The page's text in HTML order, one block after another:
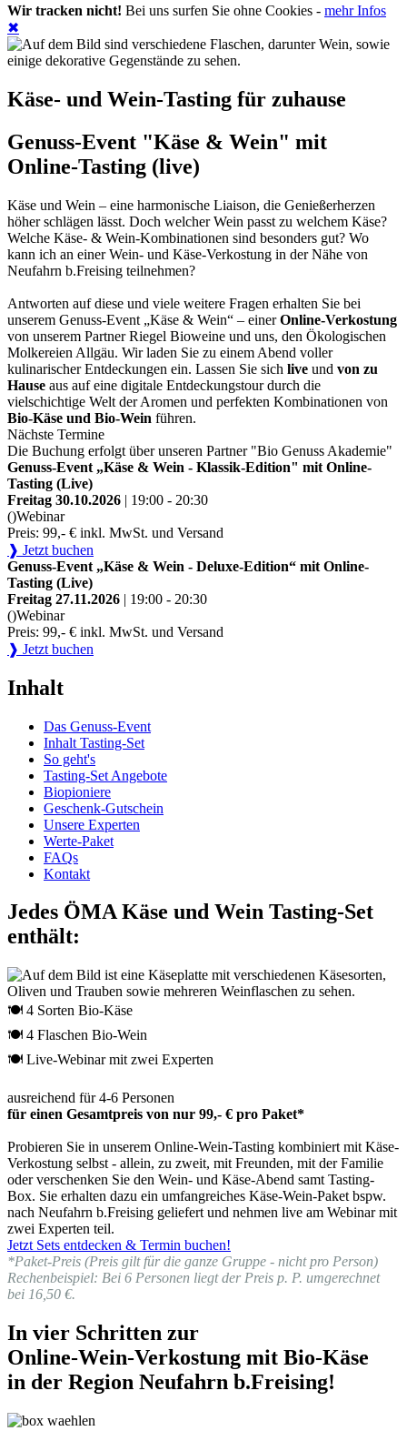
Wir tracken nicht! Bei uns surfen Sie ohne Cookies - mehr Infos
✖
Käse- und Wein-Tasting für zuhause
Genuss-Event "Käse & Wein" mit
Online-Tasting (live)
Käse und Wein – eine harmonische Liaison, die Genießerherzen
höher schlägen lässt. Doch welcher Wein passt zu welchem Käse?
Welche Käse- & Wein-Kombinationen sind besonders gut? Wo
kann ich an einer Wein- und Käse-Verkostung in der Nähe von
Neufahrn b.Freising teilnehmen?
Antworten auf diese und viele weitere Fragen erhalten Sie bei
unserem Genuss-Event „Käse & Wein“ – einerOnline-Verkostung
von unserem Partner Riegel Bioweine und uns, den Ökologischen
Molkereien Allgäu. Wir laden Sie zu einem Abend voller
kulinarischer Entdeckungen ein. Lassen Sie sich live und von zu
Hause aus auf eine digitale Entdeckungstour durch die
vielschichtige Welt der Aromen und perfekten Kombinationen von
Bio-Käse und Bio-Wein führen.
Nächste Termine
Die Buchung erfolgt über unseren Partner "Bio Genuss Akademie"
Genuss-Event „Käse & Wein - Klassik-Edition" mit Online-
Tasting (Live)
Freitag 30.10.2026 | 19:00 - 20:30
()Webinar
Preis: 99,- € inkl. MwSt. und Versand
❱ Jetzt buchen
Genuss-Event „Käse & Wein - Deluxe-Edition“ mit Online-
Tasting (Live)
Freitag 27.11.2026 | 19:00 - 20:30
()Webinar
Preis: 99,- € inkl. MwSt. und Versand
❱ Jetzt buchen
Inhalt
Das Genuss-Event
Inhalt Tasting-Set
So geht's
Tasting-Set Angebote
Biopioniere
Geschenk-Gutschein
Unsere Experten
Werte-Paket
FAQs
Kontakt
Jedes ÖMA Käse und Wein Tasting-Set
enthält:
🍽 4 Sorten Bio-Käse
🍽 4 Flaschen Bio-Wein
🍽 Live-Webinar mit zwei Experten
ausreichend für 4-6 Personen
für einen Gesamtpreis von nur 99,- € pro Paket*
Probieren Sie in unserem Online-Wein-Tasting kombiniert mit Käse-
Verkostung selbst - allein, zu zweit, mit Freunden, mit der Familie
oder verschenken Sie den Wein- und Käse-Abend samt Tasting-
Box. Sie erhalten dazu ein umfangreiches Käse-Wein-Paket bspw.
nach Neufahrn b.Freising geliefert und nehmen live am Webinar mit
zwei Experten teil.
Jetzt Sets entdecken & Termin buchen!
*Paket-Preis (Preis gilt für die ganze Gruppe - nicht pro Person)
Rechenbeispiel: Bei 6 Personen liegt der Preis p. P. umgerechnet
bei 16,50 €.
In vier Schritten zur
Online-Wein-Verkostung mit Bio-Käse
in der Region Neufahrn b.Freising!